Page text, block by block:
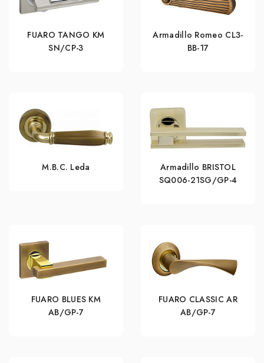
FUARO TANGO KM
SN/CP-3
Armadillo Romeo CL3-
BB-17
M.B.C. Leda
Armadillo BRISTOL
SQ006-21SG/GP-4
FUARO BLUES KM
AB/GP-7
FUARO CLASSIC AR
AB/GP-7